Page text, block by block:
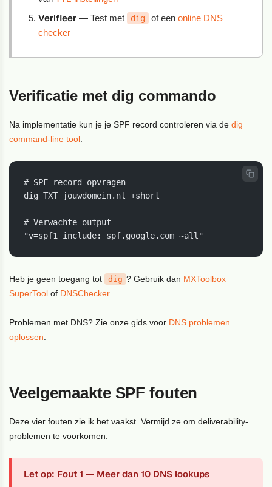
Verifieer — Test met dig of eenonline DNS
checker
Verificatie met dig commando
Na implementatie kun je je SPF record controleren via dedig
command-line tool:
# SPF record opvragen
dig TXT jouwdomein.nl +short
# Verwachte output
"v=spf1 include:_spf.google.com ~all"
Heb je geen toegang tot dig ? Gebruik dan MXToolbox
SuperTool of DNSChecker.
Problemen met DNS? Zie onze gids voor DNS problemen
oplossen
Veelgemaakte SPF fouten
Deze vier fouten zie ik het vaakst. Vermijd ze om deliverability-
problemen te voorkomen.
Let op: Fout 1 — Meer dan 10 DNS lookups